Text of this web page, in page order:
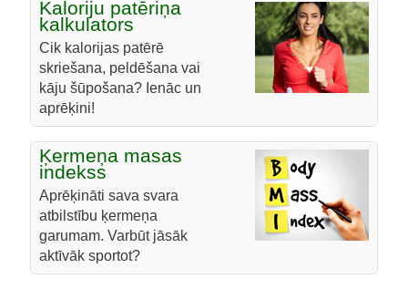
Kaloriju patēriņa
kalkulators
Cik kalorijas patērē
skriešana, peldēšana vai
kāju šūpošana? Ienāc un
aprēķini!
Ķermeņa masas
indekss
Aprēķināti sava svara
atbilstību ķermeņa
garumam. Varbūt jāsāk
aktīvāk sportot?